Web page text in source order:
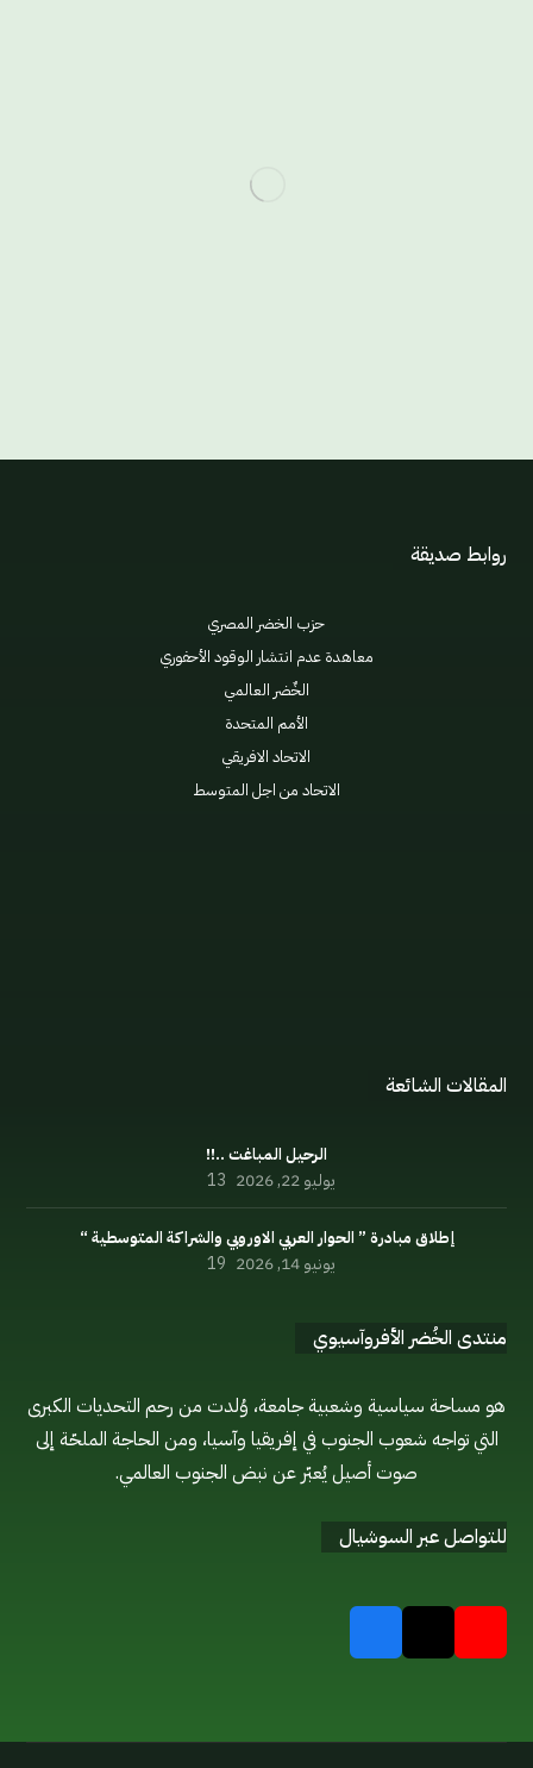
روابط صديقة
حزب الخضر المصري
معاهدة عدم انتشار الوقود الأحفوري
الخٌضر العالمي
الأمم المتحدة
الاتحاد الافريقي
الاتحاد من اجل المتوسط
المقالات الشائعة
الرحيل المباغت ..!!
يوليو 22, 2026 13
إطلاق مبادرة ” الحوار العربي الاوروبي والشراكة المتوسطية “
يونيو 14, 2026 19
منتدى الخُضر الأفروآسيوي
هو مساحة سياسية وشعبية جامعة، وُلدت من رحم التحديات الكبرى
التي تواجه شعوب الجنوب في إفريقيا وآسيا، ومن الحاجة الملحّة إلى
صوت أصيل يُعبّر عن نبض الجنوب العالمي.
للتواصل عبر السوشيال